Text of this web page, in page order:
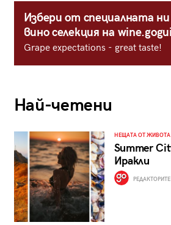
Избери от специалната
вино селекция на
Grape expectations - great taste!
Най-четени
НЕЩАТА ОТ ЖИВОТА
Summer
Иракли
РЕДАКТОРИТЕ